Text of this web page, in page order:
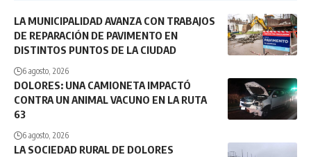
LA MUNICIPALIDAD AVANZA CON TRABAJOS
DE REPARACIÓN DE PAVIMENTO EN
DISTINTOS PUNTOS DE LA CIUDAD
6 agosto, 2026
DOLORES: UNA CAMIONETA IMPACTÓ
CONTRA UN ANIMAL VACUNO EN LA RUTA
63
6 agosto, 2026
LA SOCIEDAD RURAL DE DOLORES